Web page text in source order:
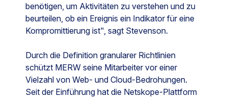
benötigen, um Aktivitäten zu verstehen und zu
beurteilen, ob ein Ereignis ein Indikator für eine
Kompromittierung ist", sagt Stevenson.
Durch die Definition granularer Richtlinien
schützt MERW seine Mitarbeiter vor einer
Vielzahl von Web- und Cloud-Bedrohungen.
Seit der Einführung hat die Netskope-Plattform